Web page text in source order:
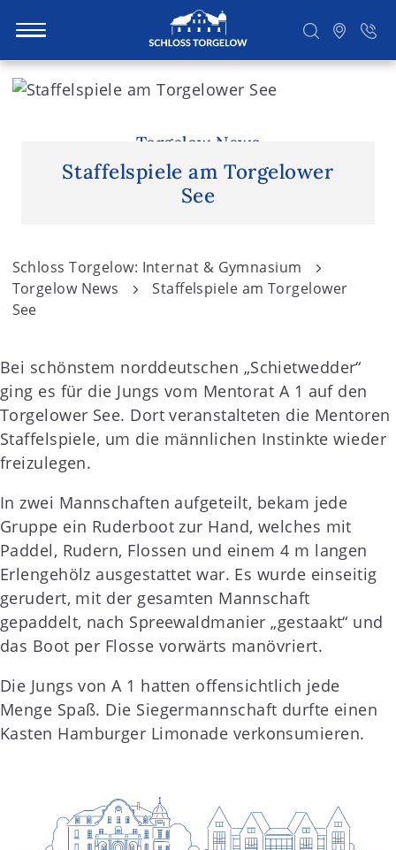
S
t
Torgelow News
Staffelspiele am Torgelower
See
Schloss Torgelow: Internat & Gymnasium
Torgelow News
Staffelspiele am Torgelower
See
Bei schönstem norddeutschen „Schietwedder“
ging es für die Jungs vom Mentorat A 1 auf den
Torgelower See. Dort veranstalteten die Mentoren
Staffelspiele, um die männlichen Instinkte wieder
freizulegen.
In zwei Mannschaften aufgeteilt, bekam jede
Gruppe ein Ruderboot zur Hand, welches mit
Paddel, Rudern, Flossen und einem 4 m langen
Erlengehölz ausgestattet war. Es wurde einseitig
gerudert, mit der gesamten Mannschaft
gepaddelt, nach Spreewaldmanier „gestaakt“ und
das Boot per Flosse vorwärts manövriert.
Die Jungs von A 1 hatten offensichtlich jede
Menge Spaß. Die Siegermannschaft durfte einen
Kasten Hamburger Limonade verkonsumieren.